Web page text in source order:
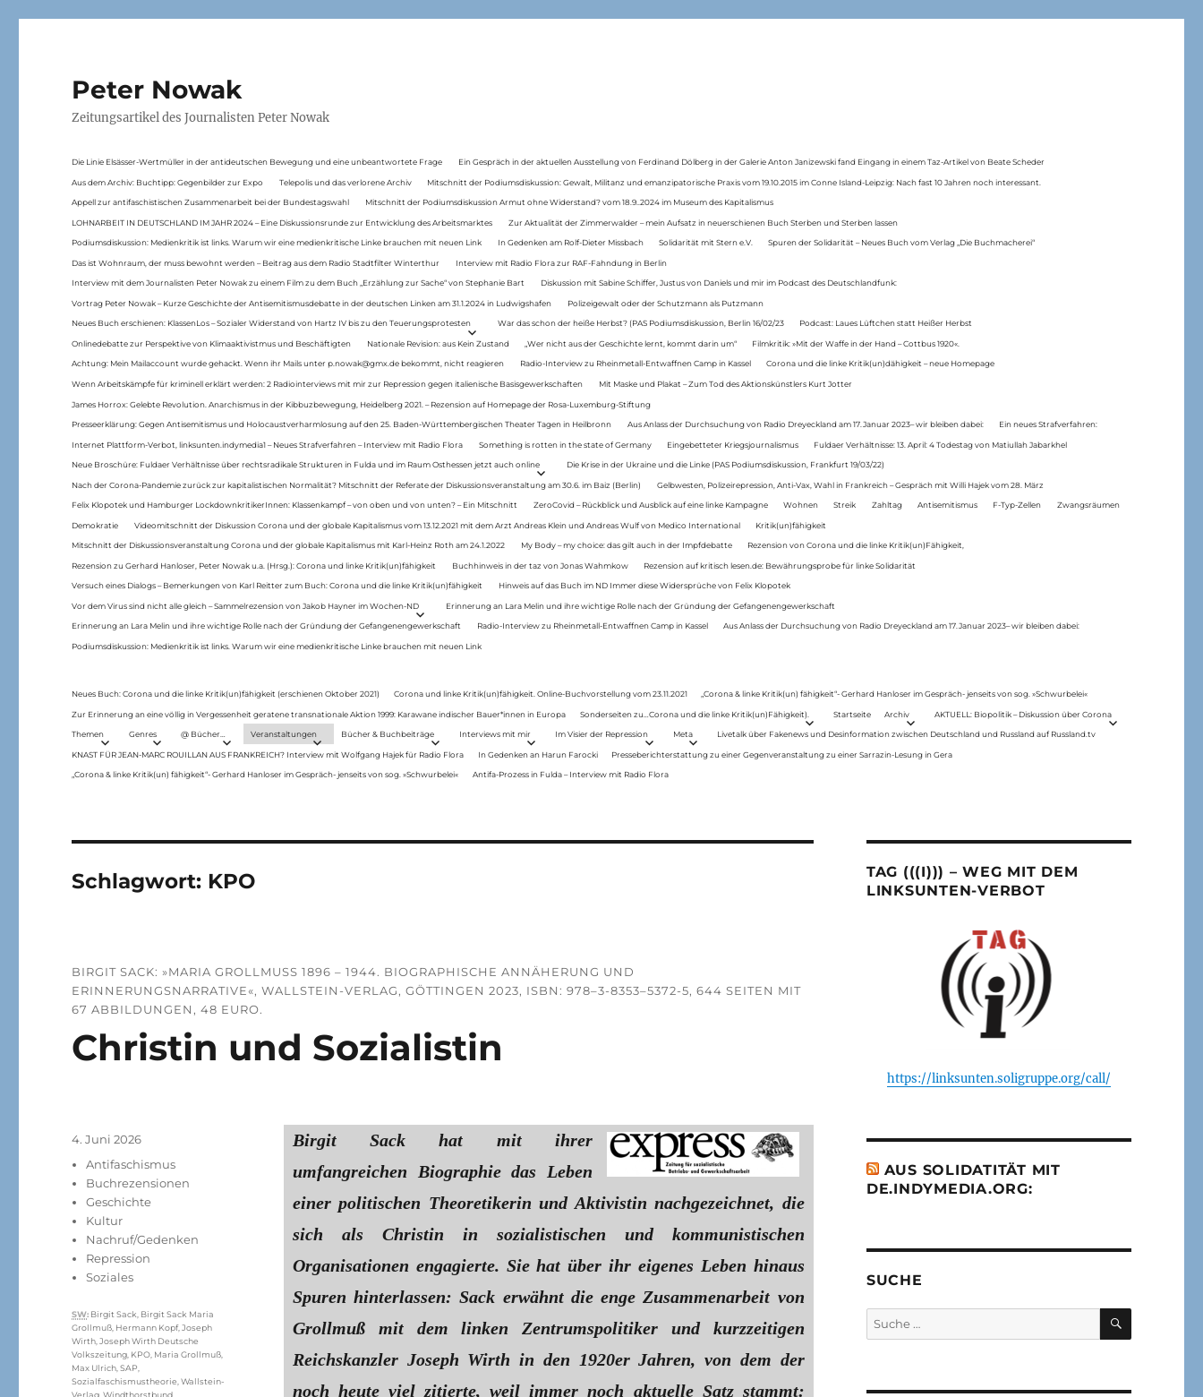
Peter Nowak
Zeitungsartikel des Journalisten Peter Nowak
Die Linie Elsässer-Wertmüller in der antideutschen Bewegung und eine unbeantwortete Frage Ein Gespräch in der aktuellen Ausstellung von Ferdinand Dölberg in der Galerie Anton Janizewski fand Eingang in einem Taz-Artikel von Beate Scheder
Aus dem Archiv: Buchtipp: Gegenbilder zur Expo Telepolis und das verlorene Archiv Mitschnitt der Podiumsdiskussion: Gewalt, Militanz und emanzipatorische Praxis vom 19.10.2015 im Conne Island-Leipzig: Nach fast 10 Jahren noch interessant.
Appell zur antifaschistischen Zusammenarbeit bei der Bundestagswahl Mitschnitt der Podiumsdiskussion Armut ohne Widerstand? vom 18.9..2024 im Museum des Kapitalismus
LOHNARBEIT IN DEUTSCHLAND IM JAHR 2024 – Eine Diskussionsrunde zur Entwicklung des Arbeitsmarktes Zur Aktualität der Zimmerwalder – mein Aufsatz in neuerschienen Buch Sterben und Sterben lassen
Podiumsdiskussion: Medienkritik ist links. Warum wir eine medienkritische Linke brauchen mit neuen Link In Gedenken am Rolf-Dieter Missbach Solidarität mit Stern e.V. Spuren der Solidarität – Neues Buch vom Verlag „Die Buchmacherei“
Das ist Wohnraum, der muss bewohnt werden – Beitrag aus dem Radio Stadtfilter Winterthur Interview mit Radio Flora zur RAF-Fahndung in Berlin
Interview mit dem Journalisten Peter Nowak zu einem Film zu dem Buch „Erzählung zur Sache“ von Stephanie Bart Diskussion mit Sabine Schiffer, Justus von Daniels und mir im Podcast des Deutschlandfunk:
Vortrag Peter Nowak – Kurze Geschichte der Antisemitismusdebatte in der deutschen Linken am 31.1.2024 in Ludwigshafen Polizeigewalt oder der Schutzmann als Putzmann
Neues Buch erschienen: KlassenLos – Sozialer Widerstand von Hartz IV bis zu den Teuerungsprotesten War das schon der heiße Herbst? (PAS Podiumsdiskussion, Berlin 16/02/23 Podcast: Laues Lüftchen statt Heißer Herbst
Onlinedebatte zur Perspektive von Klimaaktivistmus und Beschäftigten Nationale Revision: aus Kein Zustand „Wer nicht aus der Geschichte lernt, kommt darin um“ Filmkritik: »Mit der Waffe in der Hand – Cottbus 1920«.
Achtung: Mein Mailaccount wurde gehackt. Wenn ihr Mails unter p.nowak@gmx.de bekommt, nicht reagieren Radio-Interview zu Rheinmetall-Entwaffnen Camp in Kassel Corona und die linke Kritik(un)dähigkeit – neue Homepage
Wenn Arbeitskämpfe für kriminell erklärt werden: 2 Radiointerviews mit mir zur Repression gegen italienische Basisgewerkschaften Mit Maske und Plakat – Zum Tod des Aktionskünstlers Kurt Jotter
James Horrox: Gelebte Revolution. Anarchismus in der Kibbuzbewegung, Heidelberg 2021. – Rezension auf Homepage der Rosa-Luxemburg-Stiftung
Presseerklärung: Gegen Antisemitismus und Holocaustverharmlosung auf den 25. Baden-Württembergischen Theater Tagen in Heilbronn Aus Anlass der Durchsuchung von Radio Dreyeckland am 17.Januar 2023– wir bleiben dabei: Ein neues Strafverfahren:
Internet Plattform-Verbot, linksunten.indymedia1 – Neues Strafverfahren – Interview mit Radio Flora Something is rotten in the state of Germany Eingebetteter Kriegsjournalismus Fuldaer Verhältnisse: 13. April: 4 Todestag von Matiul­lah Jabarkhel
Neue Broschüre: Fuldaer Verhältnisse über rechtsradikale Strukturen in Fulda und im Raum Osthessen jetzt auch online Die Krise in der Ukraine und die Linke (PAS Podiumsdiskussion, Frankfurt 19/03/22)
Nach der Corona-Pandemie zurück zur kapitalistischen Normalität? Mitschnitt der Referate der Diskussionsveranstaltung am 30.6. im Baiz (Berlin) Gelbwesten, Polizeirepression, Anti-Vax, Wahl in Frankreich – Gespräch mit Willi Hajek vom 28. März
Felix Klopotek und Hamburger LockdownkritikerInnen: Klassenkampf – von oben und von unten? – Ein Mitschnitt ZeroCovid – Rückblick und Ausblick auf eine linke Kampagne Wohnen Streik Zahltag Antisemitismus F-Typ-Zellen Zwangsräumen
Demokratie Videomitschnitt der Diskussion Corona und der globale Kapitalismus vom 13.12.2021 mit dem Arzt Andreas Klein und Andreas Wulf von Medico International Kritik(un)fähigkeit
Mitschnitt der Diskussionsveranstaltung Corona und der globale Kapitalismus mit Karl-Heinz Roth am 24.1.2022 My Body – my choice: das gilt auch in der Impfdebatte Rezension von Corona und die linke Kritik(un)Fähigkeit,
Rezension zu Gerhard Hanloser, Peter Nowak u.a. (Hrsg.): Corona und linke Kritik(un)fähigkeit Buchhinweis in der taz von Jonas Wahmkow Rezension auf kritisch lesen.de: Bewährungsprobe für linke Solidarität
Versuch eines Dialogs – Bemerkungen von Karl Reitter zum Buch: Corona und die linke Kritik(un)fähigkeit Hinweis auf das Buch im ND Immer diese Widersprüche von Felix Klopotek
Vor dem Virus sind nicht alle gleich – Sammelrezension von Jakob Hayner im Wochen-ND Erinnerung an Lara Melin und ihre wichtige Rolle nach der Gründung der Gefangenengewerkschaft
Erinnerung an Lara Melin und ihre wichtige Rolle nach der Gründung der Gefangenengewerkschaft Radio-Interview zu Rheinmetall-Entwaffnen Camp in Kassel Aus Anlass der Durchsuchung von Radio Dreyeckland am 17.Januar 2023– wir bleiben dabei:
Podiumsdiskussion: Medienkritik ist links. Warum wir eine medienkritische Linke brauchen mit neuen Link
Neues Buch: Corona und die linke Kritik(un)fähigkeit (erschienen Oktober 2021) Corona und linke Kritik(un)fähigkeit. Online-Buchvorstellung vom 23.11.2021 „Corona & linke Kritik(un) fähigkeit“- Gerhard Hanloser im Gespräch- jenseits von sog. »Schwurbelei«
Zur Erinnerung an eine völlig in Vergessenheit geratene transnationale Aktion 1999: Karawane indischer Bauer*innen in Europa Sonderseiten zu…Corona und die linke Kritik(un)Fähigkeit). Startseite Archiv AKTUELL: Biopolitik – Diskussion über Corona
Themen Genres @ Bücher… Veranstaltungen Bücher & Buchbeiträge Interviews mit mir Im Visier der Repression Meta Livetalk über Fakenews und Desinformation zwischen Deutschland und Russland auf Russland.tv
KNAST FÜR JEAN-MARC ROUILLAN AUS FRANKREICH? Interview mit Wolfgang Hajek für Radio Flora In Gedenken an Harun Farocki Presseberichterstattung zu einer Gegenveranstaltung zu einer Sarrazin-Lesung in Gera
„Corona & linke Kritik(un) fähigkeit“- Gerhard Hanloser im Gespräch- jenseits von sog. »Schwurbelei« Antifa-Prozess in Fulda – Interview mit Radio Flora
Schlagwort: KPO
BIRGIT SACK: »MARIA GROLLMUSS 1896 – 1944. BIOGRAPHISCHE ANNÄHERUNG UND E
RINNERUNGSNARRATIVE«, WALLSTEIN-VERLAG, GÖTTINGEN 2023, ISBN: 978–3-8353–5372-5, 644 SEITEN MIT 6
7 ABBILDUNGEN, 48 EURO.
Christin und Sozialistin
Birgit Sack hat mit ihrer
umfangreichen Biographie das Leben
einer politischen Theoretikerin und Aktivistin nachgezeichnet, die
sich als Christin in sozialistischen und kommunistischen
Organisationen engagierte. Sie hat über ihr eigenes Leben hinaus
Spuren hinterlassen: Sack erwähnt die enge Zusammenarbeit von
Grollmuß mit dem linken Zentrumspolitiker und kurzzeitigen
Reichskanzler Joseph Wirth in den 1920er Jahren, von dem der
noch heute viel zitierte, weil immer noch aktuelle Satz stammt:
Veröffentlicht
4. Juni 2026
Kategorien
Antifaschismus
Buchrezensionen
Geschichte
Kultur
Nachruf/Gedenken
Repression
Soziales
Schlagwörter
SW: Birgit Sack Birgit Sack Maria
Grollmuß Hermann Kopf,Joseph
Wirth ,Joseph Wirth Deutsche
Volkszeitung KPO Maria Grollmuß
Max Ulrich ,SAP
Sozialfaschismustheorie ,Wallstein-
Verlag ,Windthorstbund
TAG (((I))) – WEG MIT DEM
LINKSUNTEN-VERBOT
https://linksunten.soligruppe.org/call/
AUS SOLIDATITÄT MIT
DE.INDYMEDIA.ORG:
SUCHE
Suche
nach:
SUCHEN